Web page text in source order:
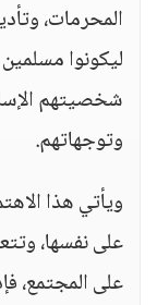
المحرمات،
ليكونوا
شخصيتهم
وتوجهاتهم.
ويأتي هذا
على نفسها،
على المجتمع،